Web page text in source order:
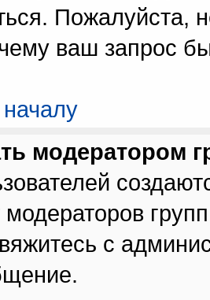
Пожалуйста,
ваш запрос
модератором
модераторов
с